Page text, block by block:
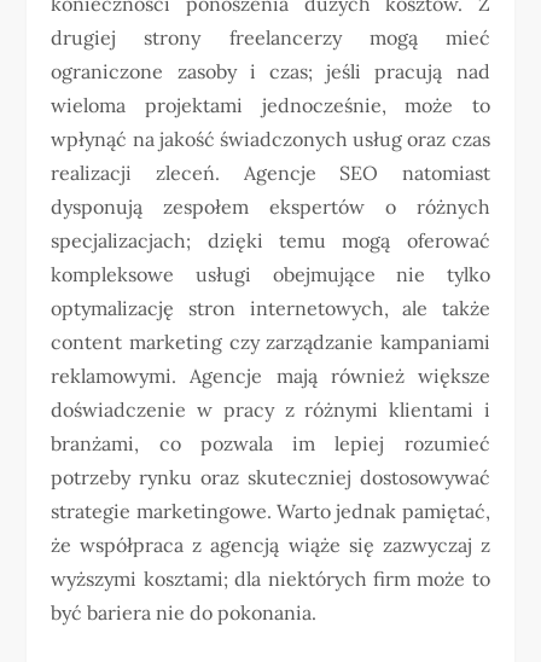
drugiej strony freelancerzy mogą mieć
ograniczone zasoby i czas; jeśli pracują nad
wieloma projektami jednocześnie, może to
wpłynąć na jakość świadczonych usług oraz czas
realizacji zleceń. Agencje SEO natomiast
dysponują zespołem ekspertów o różnych
specjalizacjach; dzięki temu mogą oferować
kompleksowe usługi obejmujące nie tylko
optymalizację stron internetowych, ale także
content marketing czy zarządzanie kampaniami
reklamowymi. Agencje mają również większe
doświadczenie w pracy z różnymi klientami i
branżami, co pozwala im lepiej rozumieć
potrzeby rynku oraz skuteczniej dostosowywać
strategie marketingowe. Warto jednak pamiętać,
że współpraca z agencją wiąże się zazwyczaj z
wyższymi kosztami; dla niektórych firm może to
być bariera nie do pokonania.